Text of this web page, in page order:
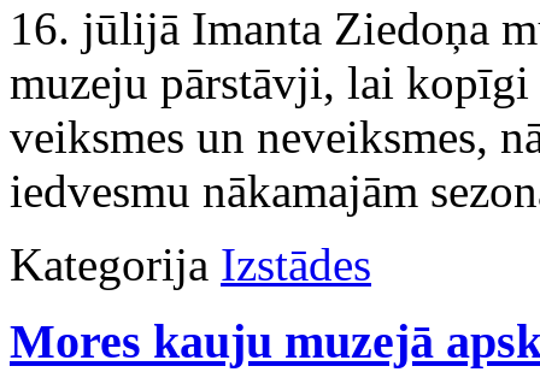
16. jūlijā Imanta Ziedoņa
muzeju pārstāvji, lai kopīgi
veiksmes un neveiksmes,
iedvesmu nākamajām
Kategorija Izstādes
Mores kauju muzejā